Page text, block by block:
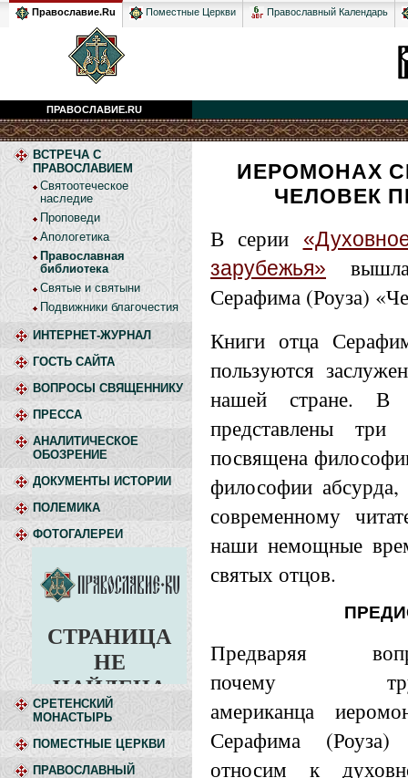
Православие.Ru Поместные Церкви Православный Календарь
ПРАВОСЛАВИЕ.RU
ВСТРЕЧА С
ПРАВОСЛАВИЕМ
Святоотеческое
наследие
Проповеди
Апологетика
Православная
библиотека
Святые и святыни
Подвижники благочестия
ИНТЕРНЕТ-ЖУРНАЛ
ГОСТЬ САЙТА
ВОПРОСЫ СВЯЩЕННИКУ
ПРЕССА
АНАЛИТИЧЕСКОЕ
ОБОЗРЕНИЕ
ДОКУМЕНТЫ ИСТОРИИ
ПОЛЕМИКА
ФОТОГАЛЕРЕИ
СРЕТЕНСКИЙ
МОНАСТЫРЬ
ПОМЕСТНЫЕ ЦЕРКВИ
ПРАВОСЛАВНЫЙ
ИЕРОМОНАХ
ЧЕЛОВЕК
В серии
зарубежья»
Серафима (Роуза)
Книги отца
пользуются
нашей стране. В
представлены
посвящена
философии абсурда,
современному
наши немощные
святых отцов.
Предваряя
почему
американца
Серафима
относим к